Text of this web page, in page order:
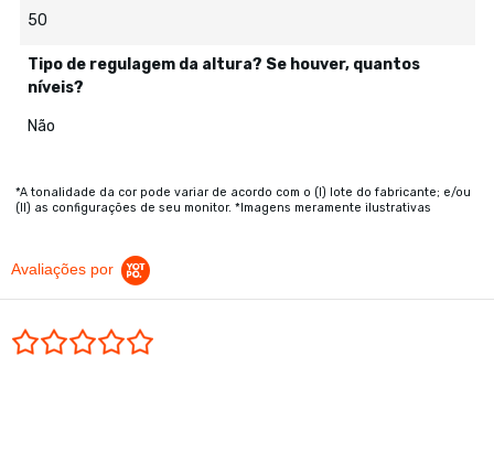
50
Tipo de regulagem da altura? Se houver, quantos
níveis?
Não
*A tonalidade da cor pode variar de acordo com o (I) lote do fabricante; e/ou
(II) as configurações de seu monitor. *Imagens meramente ilustrativas
Avaliações por